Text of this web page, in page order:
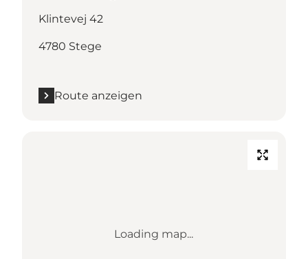
Klintevej 42
4780 Stege
Route anzeigen
Loading map...